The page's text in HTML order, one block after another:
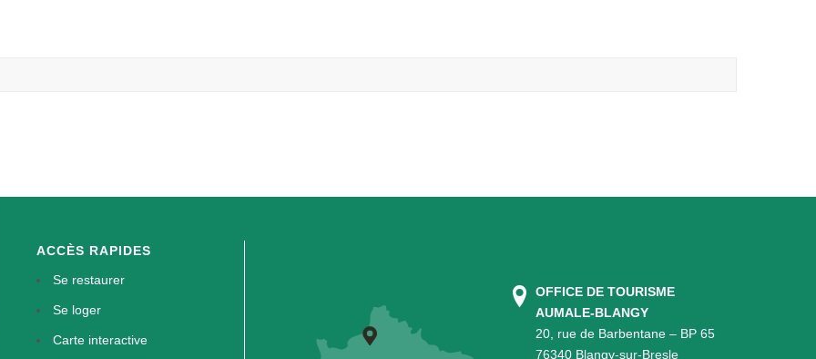
ACCÈS RAPIDES
Se restaurer
Se loger
Carte interactive
OFFICE DE TOURISME
AUMALE-BLANGY
20, rue de Barbentane – BP 65
76340 Blangy-sur-Bresle